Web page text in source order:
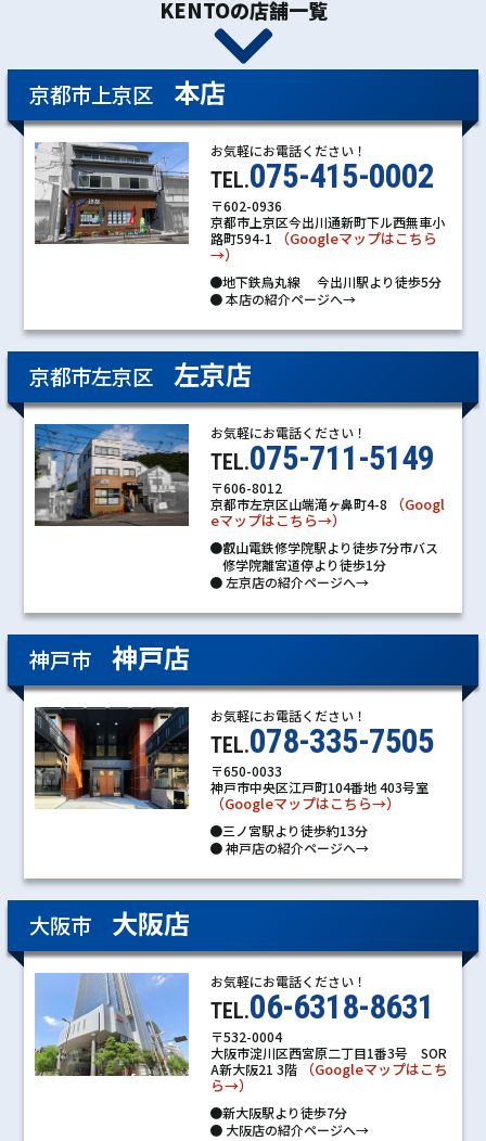
KENTOの店舗一覧
京都市上京区 本店
お気軽にお電話ください！
TEL.075-415-0002
〒602-0936
京都市上京区今出川通新町下ル西無車小
路町594-1
（Googleマップはこちら
→）
●地下鉄烏丸線 今出川駅より徒歩5分
●本店の紹介ページへ→
京都市左京区 左京店
お気軽にお電話ください！
TEL.075-711-5149
〒606-8012
京都市左京区山端滝ヶ鼻町4-8
（Googl
eマップはこちら→）
●叡山電鉄修学院駅より徒歩7分市バス
修学院離宮道停より徒歩1分
●左京店の紹介ページへ→
神戸市 神戸店
お気軽にお電話ください！
TEL.078-335-7505
〒650-0033
神戸市中央区江戸町104番地 403号室
（Googleマップはこちら→）
●三ノ宮駅より徒歩約13分
●神戸店の紹介ページへ→
大阪市 大阪店
お気軽にお電話ください！
TEL.06-6318-8631
〒532-0004
大阪市淀川区西宮原二丁目1番3号 SOR
A新大阪21 3階
（Googleマップはこち
ら→）
●新大阪駅より徒歩7分
●大阪店の紹介ページへ→